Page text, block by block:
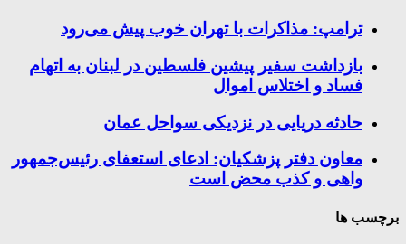
ترامپ: مذاکرات با تهران خوب پیش می‌رود
بازداشت سفیر پیشین فلسطین در لبنان به اتهام
فساد و اختلاس اموال
حادثه دریایی در نزدیکی سواحل عمان
معاون دفتر پزشکیان: ادعای استعفای رئیس‌جمهور
واهی و کذب محض است
برچسب ها